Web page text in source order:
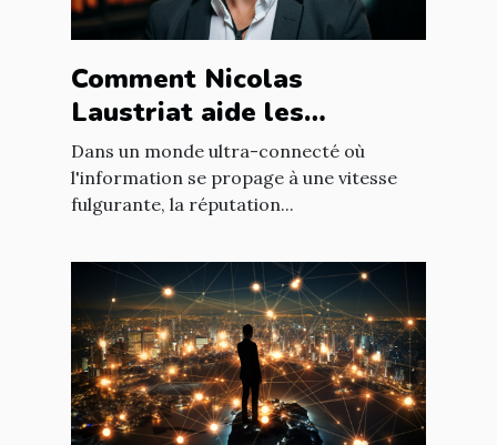
Comment Nicolas
Laustriat aide les
entreprises à améliorer
leur e-réputation
Dans un monde ultra-connecté où
l'information se propage à une vitesse
fulgurante, la réputation...